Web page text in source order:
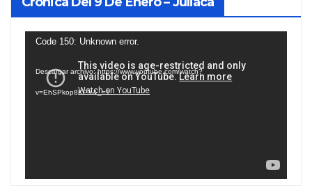
Reproductor
vídeo
Code 150: Unknown error.
Descargar archivo: https://www.youtube.com/watch?
v=EhSPkop8KPY&_=1